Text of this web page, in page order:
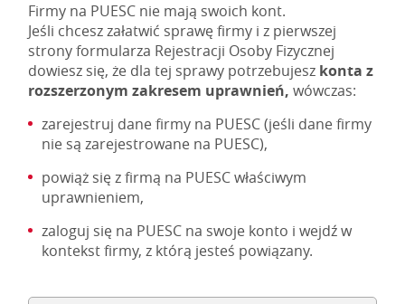
Firmy na PUESC nie mają swoich kont.
Jeśli chcesz załatwić sprawę firmy i z pierwszej
strony formularza Rejestracji Osoby Fizycznej
dowiesz się, że dla tej sprawy potrzebujesz konta z
rozszerzonym zakresem uprawnień, wówczas:
zarejestruj dane firmy na PUESC (jeśli dane firmy
nie są zarejestrowane na PUESC),
powiąż się z firmą na PUESC właściwym
uprawnieniem,
zaloguj się na PUESC na swoje konto i wejdź w
kontekst firmy, z którą jesteś powiązany.